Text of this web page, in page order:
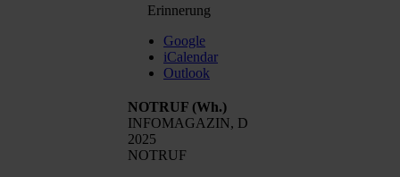
Erinnerung
Google
iCalendar
Outlook
NOTRUF (Wh.)
INFOMAGAZIN, D
2025
NOTRUF